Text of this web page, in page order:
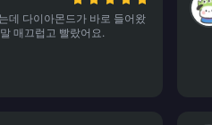
데 다이아몬드가 바로 들어왔
매끄럽고 빨랐어요.